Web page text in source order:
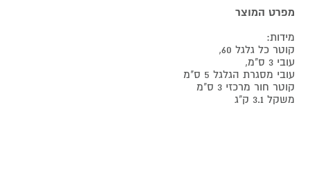
מפרט המוצר
מידות:
קוטר כל גלגל 60,
עובי 3 ס"מ,
עובי מסגרת הגלגל 5 ס"מ
קוטר חור מרכזי 3 ס"מ
משקל 3.1 ק"ג